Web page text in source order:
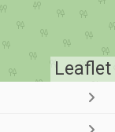
Leaflet